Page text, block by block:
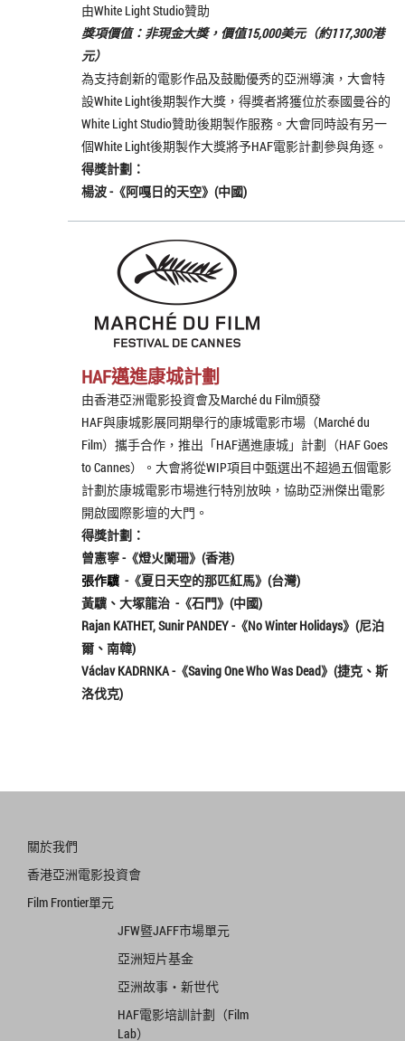
由White Light Studio贊助
獎項價值：非現金大獎，價值15,000美元（約117,300港
元）
為支持創新的電影作品及鼓勵優秀的亞洲導演，大會特
設White Light後期製作大獎，得獎者將獲位於泰國曼谷的
White Light Studio贊助後期製作服務。大會同時設有另一
個White Light後期製作大獎將予HAF電影計劃參與角逐。
得獎計劃：
楊波-《阿嘎日的天空》(中國)
HAF邁進康城計劃
由香港亞洲電影投資會及Marché du Film頒發
HAF與康城影展同期舉行的康城電影市場（Marché du
Film）攜手合作，推出「HAF邁進康城」計劃（HAF Goes
to Cannes）。大會將從WIP項目中甄選出不超過五個電影
計劃於康城電影市場進行特別放映，協助亞洲傑出電影
開啟國際影壇的大門。
得獎計劃：
曾憲寧-《燈火闌珊》(香港)
張作驥 -《夏日天空的那匹紅馬》(台灣)
黃驥、大塚龍治 -《石門》(中國)
Rajan KATHET, Sunir PANDEY -《No Winter Holidays》(尼泊
爾、南韓)
Václav KADRNKA-《Saving One Who Was Dead》(捷克、斯
洛伐克)
關於我們
香港亞洲電影投資會
Film Frontier單元
JFW暨JAFF市場單元
亞洲短片基金
亞洲故事‧新世代
HAF電影培訓計劃（Film
Lab）